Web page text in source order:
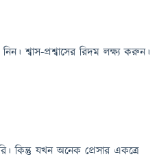
শ্বাস-প্রশ্বাসের রিদম লক্ষ্য করুন।
কিন্তু যখন অনেক প্রেসার একত্রে